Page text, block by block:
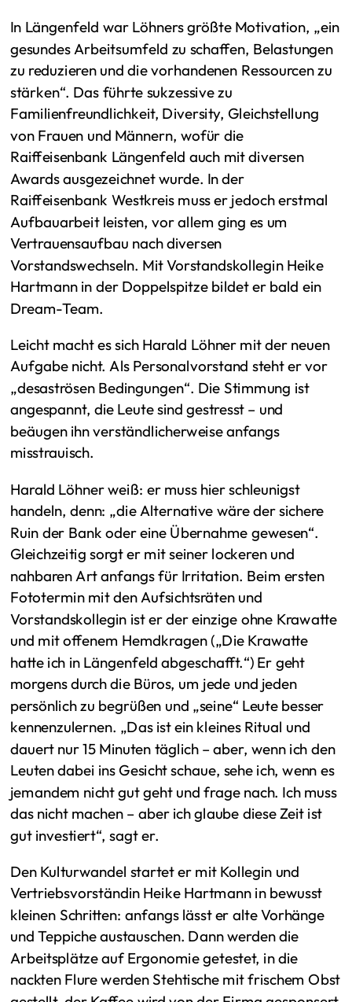
In Längenfeld war Löhners größte Motivation, „ein
gesundes Arbeitsumfeld zu schaffen, Belastungen
zu reduzieren und die vorhandenen Ressourcen zu
stärken“. Das führte sukzessive zu
Familienfreundlichkeit, Diversity, Gleichstellung
von Frauen und Männern, wofür die
Raiffeisenbank Längenfeld auch mit diversen
Awards ausgezeichnet wurde. In der
Raiffeisenbank Westkreis muss er jedoch erstmal
Aufbauarbeit leisten, vor allem ging es um
Vertrauensaufbau nach diversen
Vorstandswechseln. Mit Vorstandskollegin Heike
Hartmann in der Doppelspitze bildet er bald ein
Dream-Team.
Leicht macht es sich Harald Löhner mit der neuen
Aufgabe nicht. Als Personalvorstand steht er vor
„desaströsen Bedingungen“. Die Stimmung ist
angespannt, die Leute sind gestresst – und
beäugen ihn verständlicherweise anfangs
misstrauisch.
Harald Löhner weiß: er muss hier schleunigst
handeln, denn: „die Alternative wäre der sichere
Ruin der Bank oder eine Übernahme gewesen“.
Gleichzeitig sorgt er mit seiner lockeren und
nahbaren Art anfangs für Irritation. Beim ersten
Fototermin mit den Aufsichtsräten und
Vorstandskollegin ist er der einzige ohne Krawatte
und mit offenem Hemdkragen („Die Krawatte
hatte ich in Längenfeld abgeschafft.“) Er geht
morgens durch die Büros, um jede und jeden
persönlich zu begrüßen und „seine“ Leute besser
kennenzulernen. „Das ist ein kleines Ritual und
dauert nur 15 Minuten täglich – aber, wenn ich den
Leuten dabei ins Gesicht schaue, sehe ich, wenn es
jemandem nicht gut geht und frage nach. Ich muss
das nicht machen – aber ich glaube diese Zeit ist
gut investiert“, sagt er.
Den Kulturwandel startet er mit Kollegin und
Vertriebsvorständin Heike Hartmann in bewusst
kleinen Schritten: anfangs lässt er alte Vorhänge
und Teppiche austauschen. Dann werden die
Arbeitsplätze auf Ergonomie getestet, in die
nackten Flure werden Stehtische mit frischem Obst